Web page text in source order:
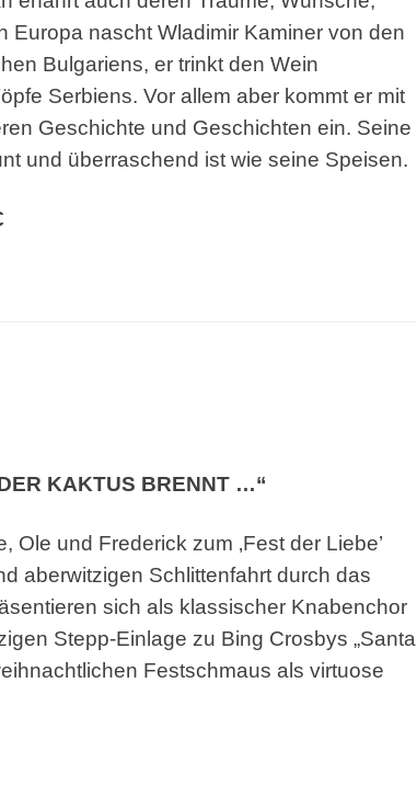
Europa nascht Wladimir Kaminer von den
Bulgariens, er trinkt den Wein
Serbiens. Vor allem aber kommt er mit
Geschichte und Geschichten ein. Seine
und überraschend ist wie seine Speisen.
KAKTUS BRENNT …“
Ole und Frederick zum ‚Fest der Liebe’
aberwitzigen Schlittenfahrt durch das
sich als klassischer Knabenchor
Stepp-Einlage zu Bing Crosbys „Santa
Festschmaus als virtuose